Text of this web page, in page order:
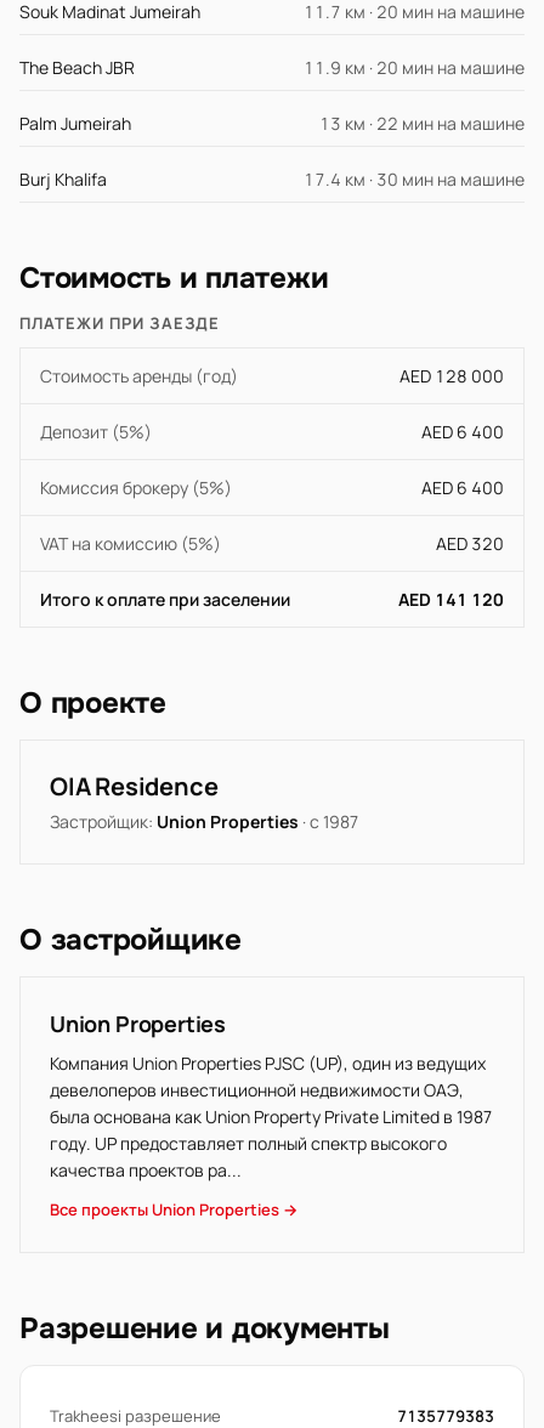
Souk Madinat Jumeirah 11.7 км · 20 мин на машине
The Beach JBR 11.9 км · 20 мин на машине
Palm Jumeirah 13 км · 22 мин на машине
Burj Khalifa 17.4 км · 30 мин на машине
Стоимость и платежи
ПЛАТЕЖИ ПРИ ЗАЕЗДЕ
Стоимость аренды (год) AED 128 000
Депозит (5%) AED 6 400
Комиссия брокеру (5%) AED 6 400
VAT на комиссию (5%) AED 320
Итого к оплате при заселении AED 141 120
О проекте
OIA Residence
Застройщик: Union Properties · с 1987
О застройщике
Union Properties
Компания Union Properties PJSC (UP), один из ведущих
девелоперов инвестиционной недвижимости ОАЭ,
была основана как Union Property Private Limited в 1987
году. UP предоставляет полный спектр высокого
качества проектов ра...
Все проекты Union Properties →
Разрешение и документы
Trakheesi разрешение
7135779383